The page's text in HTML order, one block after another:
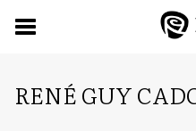
RENÉ GUY